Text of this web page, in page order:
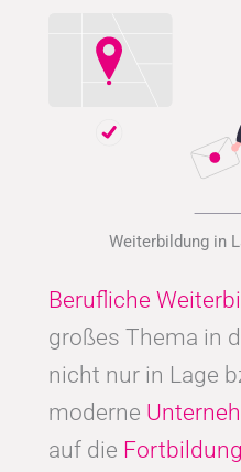
Weiterbildung in
Berufliche
großes Thema in
nicht nur in Lage
moderne
auf die Fortbildung